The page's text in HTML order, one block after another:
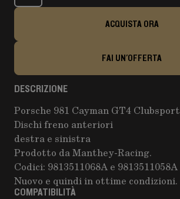
ACQUISTA ORA
FAI UN'OFFERTA
DESCRIZIONE
Porsche 981 Cayman GT4 Clubsport
Dischi freno anteriori
destra e sinistra
Prodotto da Manthey-Racing.
Codici: 9813511068A e 9813511058A
Nuovo e quindi in ottime condizioni.
COMPATIBILITÀ